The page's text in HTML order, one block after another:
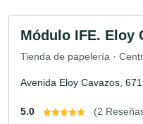
Módulo IFE. Eloy
Tienda de papelería ·
Avenida Eloy Cavazos,
5.0 (2